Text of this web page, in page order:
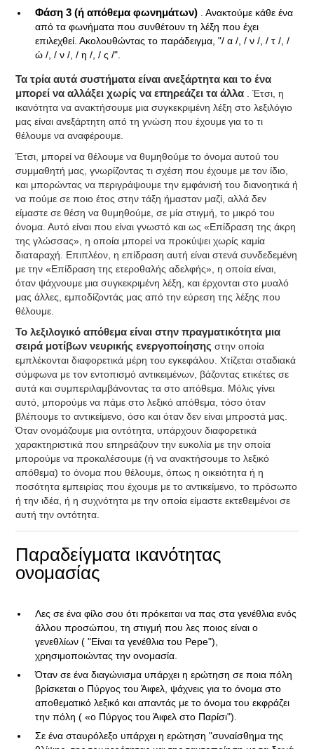
Φάση 3 (ή απόθεμα φωνημάτων)
. Ανακτούμε κάθε ένα
από τα φωνήματα που συνθέτουν τη λέξη που έχει
επιλεχθεί. Ακολουθώντας το παράδειγμα, "/ α /, / ν /, / τ /, /
ώ /, / ν /, / η /, / ς /".
Τα τρία αυτά συστήματα είναι ανεξάρτητα και το ένα
μπορεί να αλλάξει χωρίς να επηρεάζει τα άλλα
. Έτσι, η
ικανότητα να ανακτήσουμε μια συγκεκριμένη λέξη στο λεξιλόγιο
μας είναι ανεξάρτητη από τη γνώση που έχουμε για το τι
θέλουμε να αναφέρουμε.
Έτσι, μπορεί να θέλουμε να θυμηθούμε το όνομα αυτού του
συμμαθητή μας, γνωρίζοντας τι σχέση που έχουμε με τον ίδιο,
και μπορώντας να περιγράψουμε την εμφάνισή του διανοητικά ή
να πούμε σε ποιο έτος στην τάξη ήμασταν μαζί, αλλά δεν
είμαστε σε θέση να θυμηθούμε, σε μία στιγμή, το μικρό του
όνομα. Αυτό είναι που είναι γνωστό και ως «Επίδραση της άκρη
της γλώσσας», η οποία μπορεί να προκύψει χωρίς καμία
διαταραχή. Επιπλέον, η επίδραση αυτή είναι στενά συνδεδεμένη
με την «Επίδραση της ετεροθαλής αδελφής», η οποία είναι,
όταν ψάχνουμε μια συγκεκριμένη λέξη, και έρχονται στο μυαλό
μας άλλες, εμποδίζοντάς μας από την εύρεση της λέξης που
θέλουμε.
Το λεξιλογικό απόθεμα είναι στην πραγματικότητα μια
σειρά μοτίβων νευρικής ενεργοποίησηςστην οποία
εμπλέκονται διαφορετικά μέρη του εγκεφάλου. Χτίζεται σταδιακά
σύμφωνα με τον εντοπισμό αντικειμένων, βάζοντας ετικέτες σε
αυτά και συμπεριλαμβάνοντας τα στο απόθεμα. Μόλις γίνει
αυτό, μπορούμε να πάμε στο λεξικό απόθεμα, τόσο όταν
βλέπουμε το αντικείμενο, όσο και όταν δεν είναι μπροστά μας.
Όταν ονομάζουμε μια οντότητα, υπάρχουν διαφορετικά
χαρακτηριστικά που επηρεάζουν την ευκολία με την οποία
μπορούμε να προκαλέσουμε (ή να ανακτήσουμε το λεξικό
απόθεμα) το όνομα που θέλουμε, όπως η οικειότητα ή η
ποσότητα εμπειρίας που έχουμε με το αντικείμενο, το πρόσωπο
ή την ιδέα, ή η συχνότητα με την οποία είμαστε εκτεθειμένοι σε
αυτή την οντότητα.
Παραδείγματα ικανότητας
ονομασίας
Λες σε ένα φίλο σου ότι πρόκειται να πας στα γενέθλια ενός
άλλου προσώπου, τη στιγμή που λες ποιος είναι ο
γενεθλίων ( "Είναι τα γενέθλια του Pepe"),
χρησιμοποιώντας την ονομασία.
Όταν σε ένα διαγώνισμα υπάρχει η ερώτηση σε ποια πόλη
βρίσκεται ο Πύργος του Άιφελ, ψάχνεις για το όνομα στο
αποθεματικό λεξικό και απαντάς με το όνομα του εκφράζει
την πόλη ( «ο Πύργος του Άιφελ στο Παρίσι").
Σε ένα σταυρόλεξο υπάρχει η ερώτηση "συναίσθημα της